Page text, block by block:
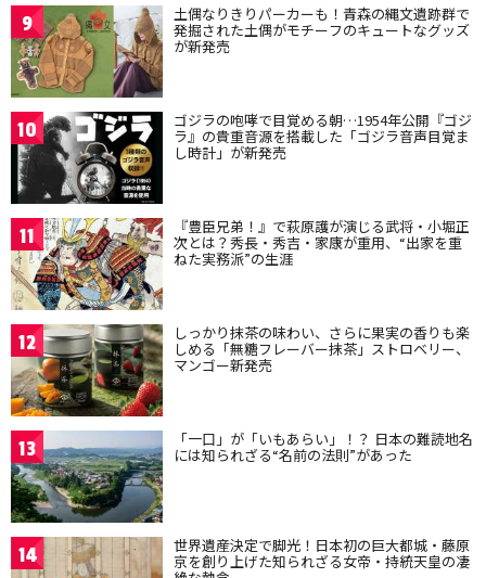
9 土偶なりきりパーカーも！青森の縄文遺跡群で
発掘された土偶がモチーフのキュートなグッズ
が新発売
10 ゴジラの咆哮で目覚める朝…1954年公開『ゴジ
ラ』の貴重音源を搭載した「ゴジラ音声目覚ま
し時計」が新発売
11 『豊臣兄弟！』で萩原護が演じる武将・小堀正
次とは？秀長・秀吉・家康が重用、“出家を重
ねた実務派”の生涯
12 しっかり抹茶の味わい、さらに果実の香りも楽
しめる「無糖フレーバー抹茶」ストロベリー、
マンゴー新発売
13 「一口」が「いもあらい」！？ 日本の難読地名
には知られざる“名前の法則”があった
14 世界遺産決定で脚光！日本初の巨大都城・藤原
京を創り上げた知られざる女帝・持統天皇の凄